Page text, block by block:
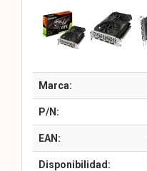
Marca:
P/N:
EAN:
Disponibilidad: